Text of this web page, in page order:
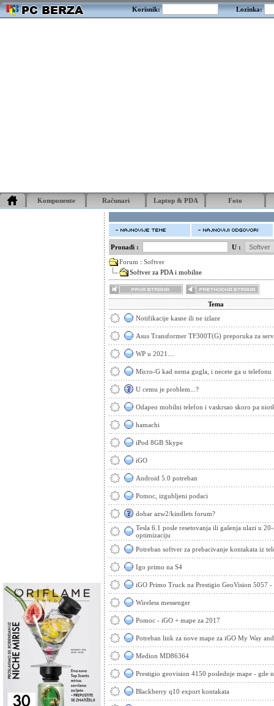
Korisnik: Lozinka:
Komponente Računari Laptop & PDA Foto
Pronađi :
U :
Forum : Softver
Softver za PDA i mobilne
Tema
Notifikacije kasne ili ne izlaze
Asus Transformer TF300T(G) preporuka za
WP u 2021....
Micro-G kad nema gugla, i necete ga u telefonu
U cemu je problem...?
Odapeo mobilni telefon i vaskrsao skoro pa
hamachi
iPod 8GB Skype
iGO
Android 5.0 potreban
Pomoc, izgubljeni podaci
dobar azw2/kindlets forum?
Tesla 6.1 posle resetovanja ili gašenja ulazi u
optimizaciju
Potreban softver za prebacivanje kontakata iz
Igo primo na S4
iGO Primo Truck na Prestigio GeoVision 5057
Wireless messenger
Pomoc - iGO + mape za 2017
Potreban link za nove mape za iGO My Way
Medion MD86364
Prestigio geovision 4150 poslednje mape - gde
Blackberry q10 export kontakata